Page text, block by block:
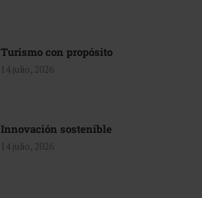
Turismo con propósito
14 julio, 2026
Innovación sostenible
14 julio, 2026